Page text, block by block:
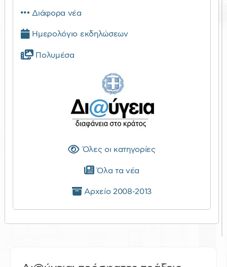
Διάφορα νέα
Ημερολόγιο εκδηλώσεων
Πολυμέσα
Όλες οι κατηγορίες
Όλα τα νέα
Αρχείο 2008-2013